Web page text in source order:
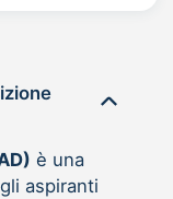
è una
aspiranti